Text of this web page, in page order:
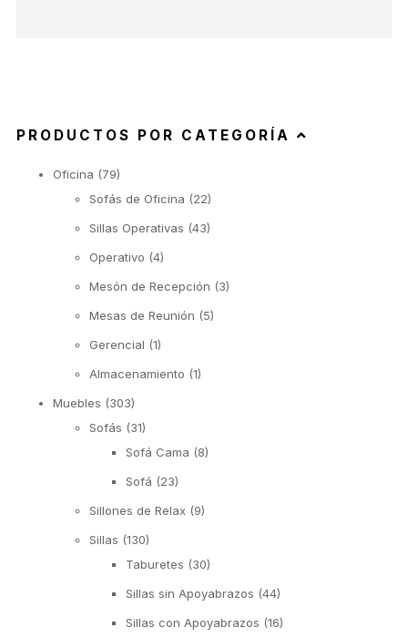
PRODUCTOS POR CATEGORÍA
Oficina (79)
Sofás de Oficina (22)
Sillas Operativas (43)
Operativo (4)
Mesón de Recepción (3)
Mesas de Reunión (5)
Gerencial (1)
Almacenamiento (1)
Muebles (303)
Sofás (31)
Sofá Cama (8)
Sofá (23)
Sillones de Relax (9)
Sillas (130)
Taburetes (30)
Sillas sin Apoyabrazos (44)
Sillas con Apoyabrazos (16)